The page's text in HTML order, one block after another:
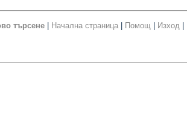
търсене Начална страница Помощ Изход